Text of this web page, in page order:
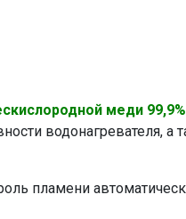
меди
водонагревателя,
пламени